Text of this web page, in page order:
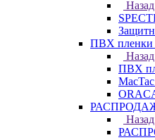
Назад
ПВХ пленки
Назад
ПВХ
Назад